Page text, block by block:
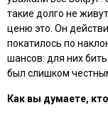
такие долго не
ценю это. Он
покатилось по
шансов: для них
был слишком
Как вы думаете,